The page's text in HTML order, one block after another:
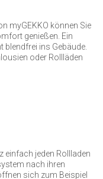
myGEKKO können Sie
genießen. Ein
blendfrei ins Gebäude.
oder Rollläden
einfach jeden Rollladen
nach ihren
sich zum Beispiel